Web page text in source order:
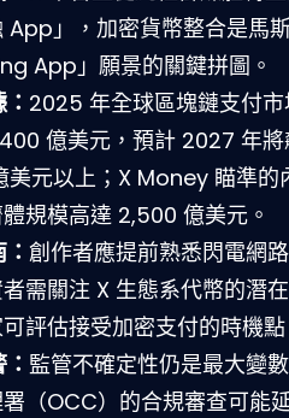
App」，加密貨幣整合是馬
App」願景的關鍵拼圖。
2025 年全球區塊鏈支付市
億美元，預計 2027 年
美元以上；X Money 瞄準的
規模高達 2,500 億美元。
創作者應提前熟悉閃電網
需關注 X 生態系代幣的潛
評估接受加密支付的時機
監管不確定性仍是最大變
（OCC）的合規審查可能